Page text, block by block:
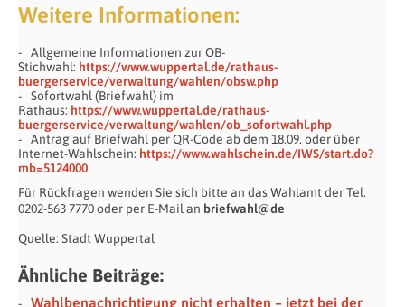
Weitere Informationen:
Allgemeine Informationen zur OB-
Stichwahl: https://www.wuppertal.de/rathaus-
buergerservice/verwaltung/wahlen/obsw.php
Sofortwahl (Briefwahl) im
Rathaus: https://www.wuppertal.de/rathaus-
buergerservice/verwaltung/wahlen/ob_sofortwahl.php
Antrag auf Briefwahl per QR-Code ab dem 18.09. oder über
Internet-Wahlschein: https://www.wahlschein.de/IWS/start.do?
mb=5124000
Für Rückfragen wenden Sie sich bitte an das Wahlamt der Tel.
0202-563 7770 oder per E-Mail an briefwahl@de
Quelle: Stadt Wuppertal
Ähnliche Beiträge:
Wahlbenachrichtigung nicht erhalten – jetzt bei der